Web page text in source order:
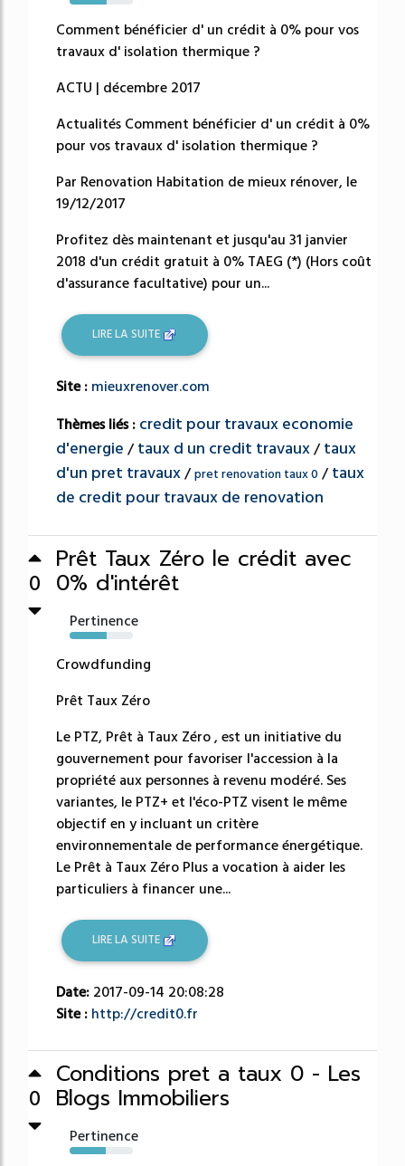
58%
Comment bénéficier d' un crédit à 0% pour vos
travaux d' isolation thermique ?
ACTU | décembre 2017
Actualités Comment bénéficier d' un crédit à 0%
pour vos travaux d' isolation thermique ?
Par Renovation Habitation de mieux rénover, le
19/12/2017
Profitez dès maintenant et jusqu'au 31 janvier
2018 d'un crédit gratuit à 0% TAEG (*) (Hors coût
d'assurance facultative) pour un...
LIRE LA SUITE
Site : mieuxrenover.com
Thèmes liés : credit pour travaux economie
d'energie /taux d un credit travaux/taux
d'un pret travaux/pret renovation taux 0 /taux
de credit pour travaux de renovation
0
Prêt Taux Zéro le crédit avec
0% d'intérêt
Pertinence
58%
Crowdfunding
Prêt Taux Zéro
Le PTZ, Prêt à Taux Zéro , est un initiative du
gouvernement pour favoriser l'accession à la
propriété aux personnes à revenu modéré. Ses
variantes, le PTZ+ et l'éco-PTZ visent le même
objectif en y incluant un critère
environnementale de performance énergétique.
Le Prêt à Taux Zéro Plus a vocation à aider les
particuliers à financer une...
LIRE LA SUITE
Date: 2017-09-14 20:08:28
Site : http://credit0.fr
0
Conditions pret a taux 0 - Les
Blogs Immobiliers
Pertinence
57%